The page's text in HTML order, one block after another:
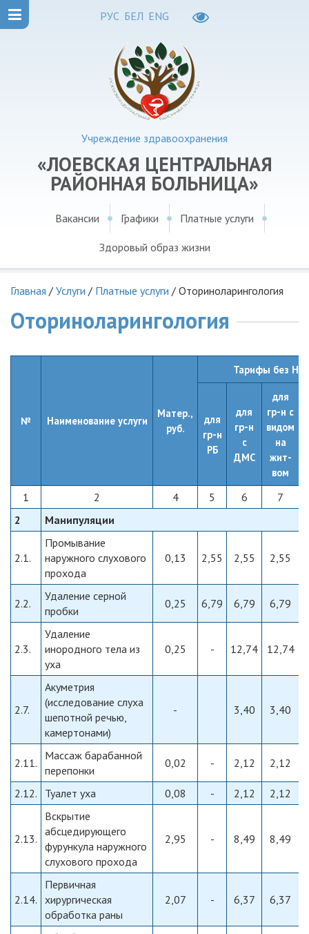
РУС БЕЛ ENG
Учреждение здравоохранения
«ЛОЕВСКАЯ ЦЕНТРАЛЬНАЯ
РАЙОННАЯ БОЛЬНИЦА»
Вакансии Графики Платные услуги
Здоровый образ жизни
Главная / Услуги / Платные услуги / Оториноларингология
Оториноларингология
№ Наименование услуги
Матер.,
руб.
Тарифы без
для
гр-н
РБ
для
гр-н
с
ДМС
для
гр-н с
видом
на
жит-
вом
1 2 4 5 6
7
2
Манипуляции
2.1.
Промывание
наружного слухового
прохода
0,13 2,55 2,55 2,55
2.2.
Удаление серной
пробки
0,25 6,79 6,79 6,79
2.3.
Удаление
инородного тела из
уха
0,25 - 12,74 12,74
2.7.
Акуметрия
(исследование слуха
шепотной речью,
камертонами)
- 3,40 3,40
2.11.
Массаж барабанной
перепонки
0,02 - 2,12 2,12
2.12. Туалет уха 0,08 - 2,12 2,12
2.13.
Вскрытие
абсцедирующего
фурункула наружного
слухового прохода
2,95 - 8,49 8,49
2.14.
Первичная
хирургическая
обработка раны
2,07 - 6,37 6,37